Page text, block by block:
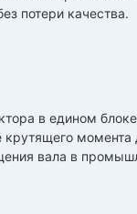
потери качества.
в едином
вала в